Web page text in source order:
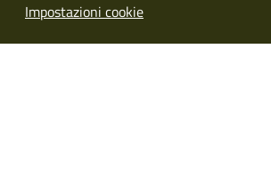
Impostazioni cookie